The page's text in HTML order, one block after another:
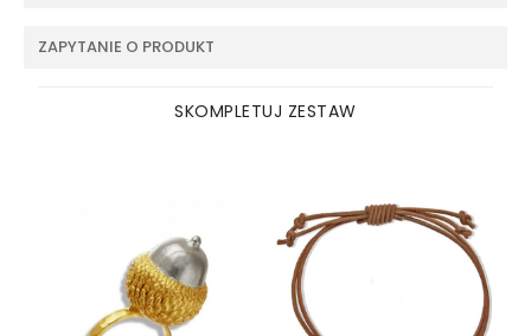
ZAPYTANIE O PRODUKT
SKOMPLETUJ ZESTAW